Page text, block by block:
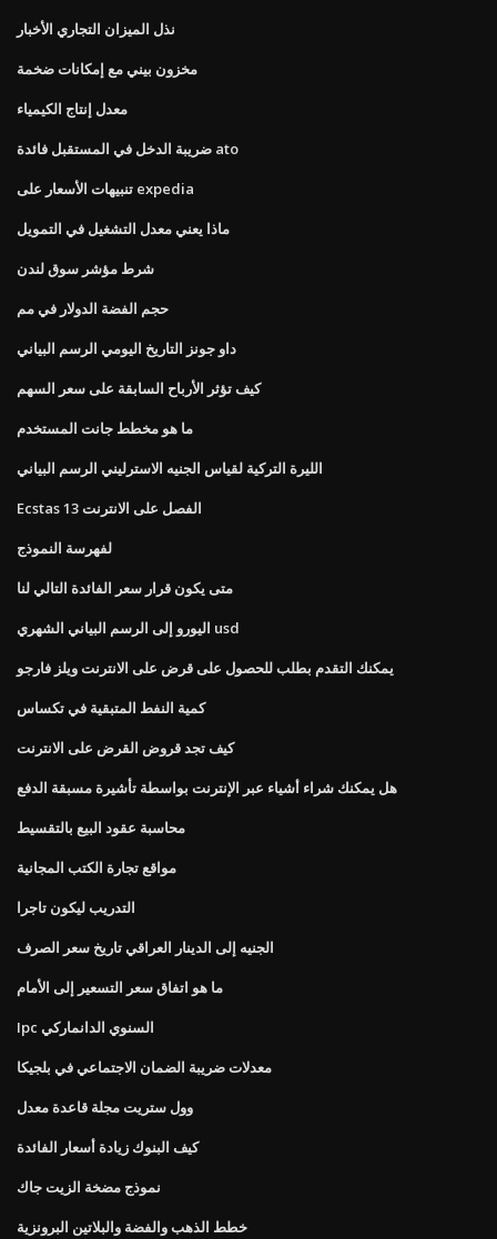
نذل الميزان التجاري الأخبار
مخزون بيني مع إمكانات ضخمة
معدل إنتاج الكيمياء
ضريبة الدخل في المستقبل فائدة ato
تنبيهات الأسعار على expedia
ماذا يعني معدل التشغيل في التمويل
شرط مؤشر سوق لندن
حجم الفضة الدولار في مم
داو جونز التاريخ اليومي الرسم البياني
كيف تؤثر الأرباح السابقة على سعر السهم
ما هو مخطط جانت المستخدم
الليرة التركية لقياس الجنيه الاسترليني الرسم البياني
Ecstas الفصل على الانترنت 13
لفهرسة النموذج
متى يكون قرار سعر الفائدة التالي لنا
اليورو إلى الرسم البياني الشهري usd
يمكنك التقدم بطلب للحصول على قرض على الانترنت ويلز فارجو
كمية النفط المتبقية في تكساس
كيف تجد قروض القرض على الانترنت
هل يمكنك شراء أشياء عبر الإنترنت بواسطة تأشيرة مسبقة الدفع
محاسبة عقود البيع بالتقسيط
مواقع تجارة الكتب المجانية
التدريب ليكون تاجرا
الجنيه إلى الدينار العراقي تاريخ سعر الصرف
ما هو اتفاق سعر التسعير إلى الأمام
Ipc السنوي الدانماركي
معدلات ضريبة الضمان الاجتماعي في بلجيكا
وول ستريت مجلة قاعدة معدل
كيف البنوك زيادة أسعار الفائدة
نموذج مضخة الزيت جاك
خطط الذهب والفضة والبلاتين البرونزية